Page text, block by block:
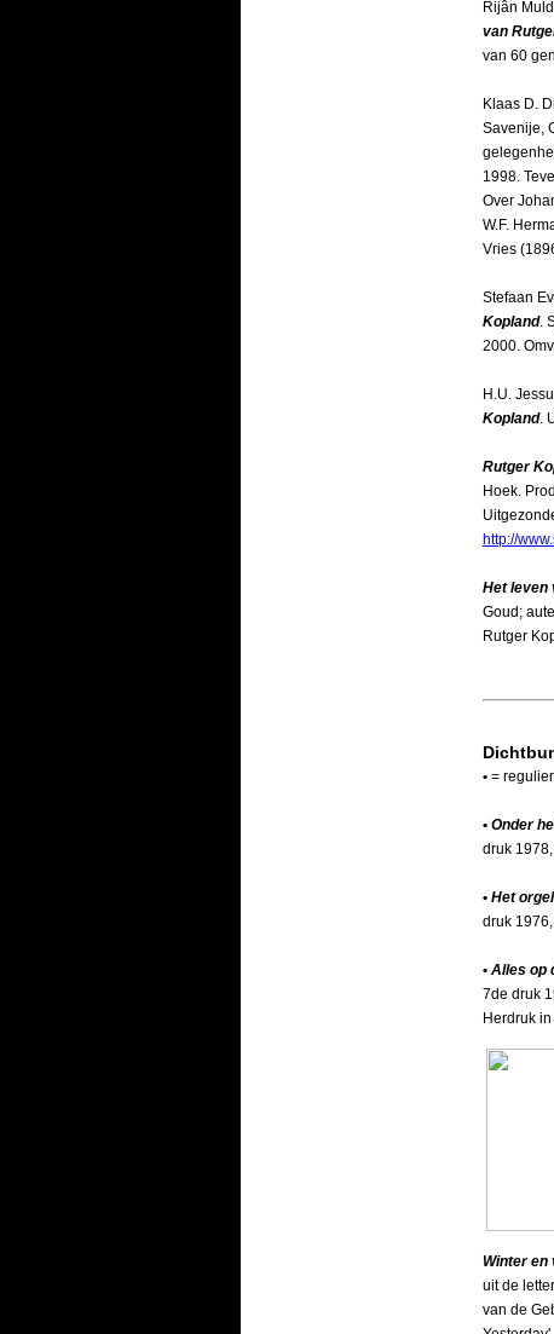
Rijân
van
van 60
Klaas D.
Savenije,
1998.
Over
W.F.
Vries
Stefaan
Kopland.
2000.
H.U.
Kopland.
Rutger
Hoek.
http://
Het leven
Goud;
Rutger
• =
• Onder
druk
• Het
druk
• Alles op
7de druk
Herdruk
Winter en
uit de
van de